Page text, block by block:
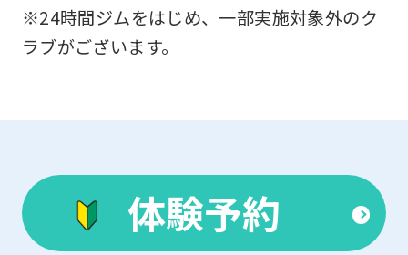
※24時間ジムをはじめ、一部実施対象外のク
ラブがございます。
体験予約